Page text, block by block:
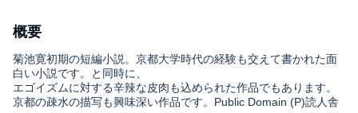
概要
菊池寛初期の短編小説。京都大学時代の経験も交えて書かれた面
白い小説です。と同時に、
エゴイズムに対する辛辣な皮肉も込められた作品でもあります。
京都の疎水の描写も興味深い作品です。Public Domain (P)読人舎